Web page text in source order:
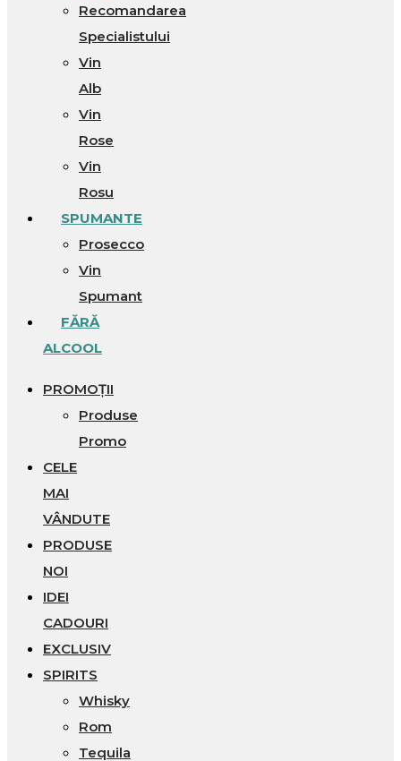
Recomandarea
Specialistului
Vin
Alb
Vin
Rose
Vin
Rosu
SPUMANTE
Prosecco
Vin
Spumant
FĂRĂ
ALCOOL
PROMOȚII
Produse
Promo
CELE
MAI
VÂNDUTE
PRODUSE
NOI
IDEI
CADOURI
EXCLUSIV
SPIRITS
Whisky
Rom
Tequila